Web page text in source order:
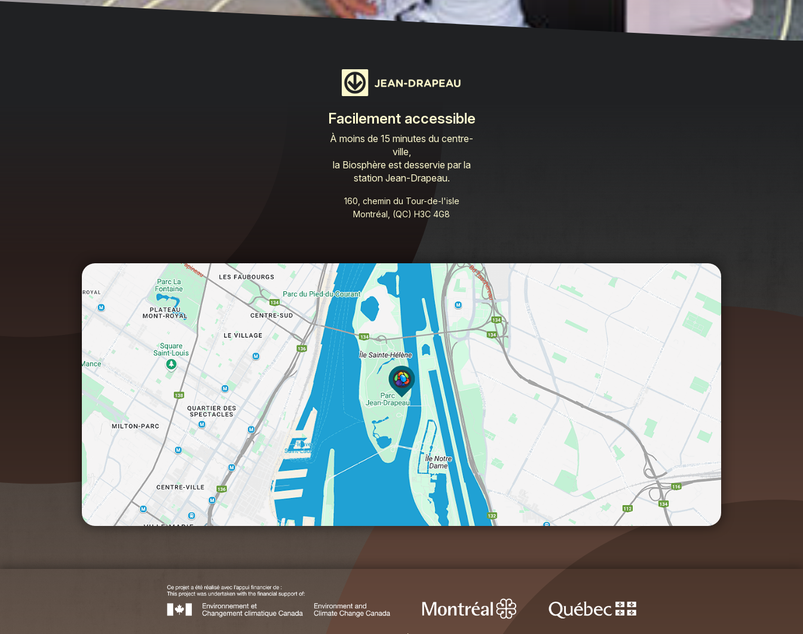
Facilement accessible
À moins de 15 minutes du centre-
ville,
la Biosphère est desservie par la
station Jean-Drapeau.
160, chemin du Tour-de-l'isle
Montréal, (QC) H3C 4G8